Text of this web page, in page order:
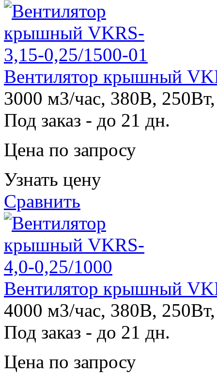
Вентилятор крышный
3000 м3/час, 380В,
Под заказ - до 21 дн.
Цена по запросу
Узнать цену
Сравнить
Вентилятор крышный
4000 м3/час, 380В,
Под заказ - до 21 дн.
Цена по запросу